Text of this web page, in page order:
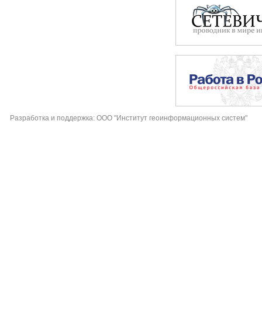
Разработка и поддержка: ООО "Институт геоинформационных систем"